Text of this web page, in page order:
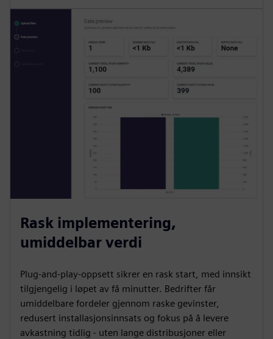
Rask implementering,
umiddelbar verdi
Plug-and-play-oppsett sikrer en rask start, med innsikt
tilgjengelig i løpet av få minutter. Bedrifter får
umiddelbare fordeler gjennom raske gevinster,
redusert installasjonsinnsats og fokus på å levere
avkastning tidlig - uten lange distribusjoner eller